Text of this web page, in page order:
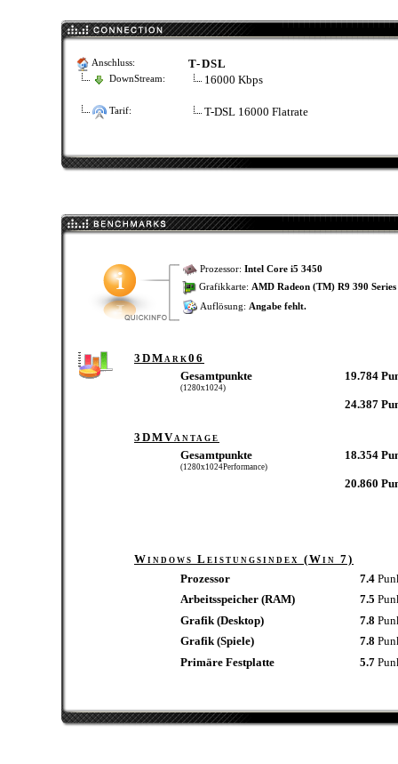
Anschluss: T-DSL
DownStream: 16000 Kbps
Tarif: T-DSL 16000 Flatrate
Prozessor: Intel Core i5 3450
Grafikkarte: AMD Radeon (TM) R9 390 Series
Auflösung: Angabe fehlt.
3DMark06
Gesamtpunkte
(1280x1024)
19.784
24.387
3DMVantage
Gesamtpunkte
(1280x1024Performance)
18.354
20.860
Windows Leistungsindex (Win 7)
Prozessor
7.4
Arbeitsspeicher (RAM)
7.5
Grafik (Desktop)
7.8
Grafik (Spiele)
7.8
Primäre Festplatte
5.7